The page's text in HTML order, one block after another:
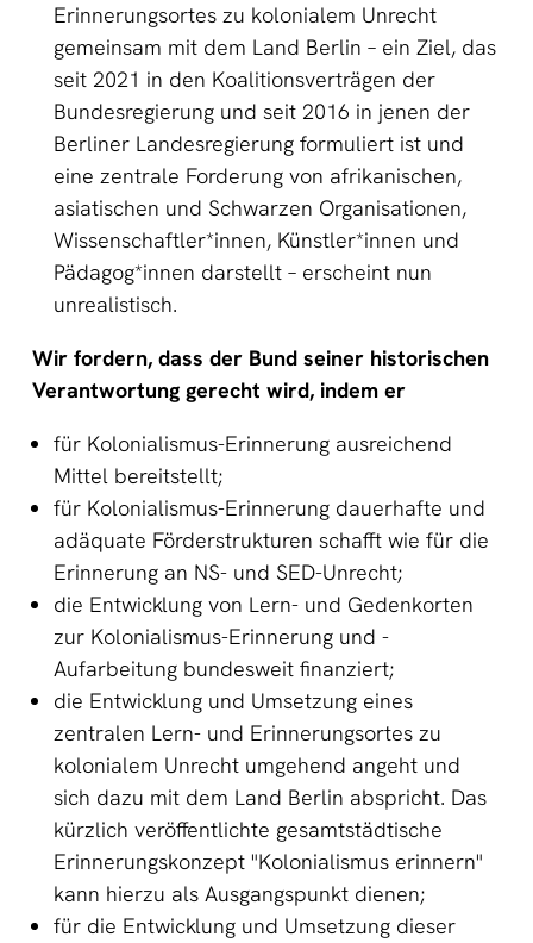
Erinnerungsortes zu kolonialem Unrecht
gemeinsam mit dem Land Berlin – ein Ziel, das
seit 2021 in den Koalitionsverträgen der
Bundesregierung und seit 2016 in jenen der
Berliner Landesregierung formuliert ist und
eine zentrale Forderung von afrikanischen,
asiatischen und Schwarzen Organisationen,
Wissenschaftler*innen, Künstler*innen und
Pädagog*innen darstellt – erscheint nun
unrealistisch.
Wir fordern, dass der Bund seiner historischen
Verantwortung gerecht wird, indem er
für Kolonialismus-Erinnerung ausreichend
Mittel bereitstellt;
für Kolonialismus-Erinnerung dauerhafte und
adäquate Förderstrukturen schafft wie für die
Erinnerung an NS- und SED-Unrecht;
die Entwicklung von Lern- und Gedenkorten
zur Kolonialismus-Erinnerung und -
Aufarbeitung bundesweit finanziert;
die Entwicklung und Umsetzung eines
zentralen Lern- und Erinnerungsortes zu
kolonialem Unrecht umgehend angeht und
sich dazu mit dem Land Berlin abspricht. Das
kürzlich veröffentlichte gesamtstädtische
Erinnerungskonzept "Kolonialismus erinnern"
kann hierzu als Ausgangspunkt dienen;
für die Entwicklung und Umsetzung dieser